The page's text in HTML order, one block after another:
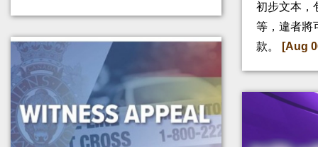
初步文本，
等，違者將
款。
[Aug